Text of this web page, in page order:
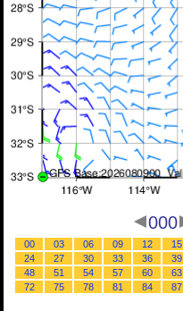
000
00 03 06 09 12 15
24
27 30 33 36 39
48
51 54 57 60 63
72
75 78 81 84 87